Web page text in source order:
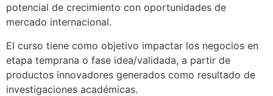
potencial de crecimiento con oportunidades de
mercado internacional.
El curso tiene como objetivo impactar los negocios en
etapa temprana o fase idea/validada, a partir de
productos innovadores generados como resultado de
investigaciones académicas.